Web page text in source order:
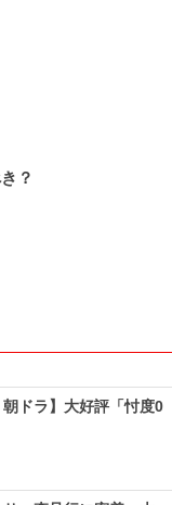
？
朝ドラ】大好評「忖度0